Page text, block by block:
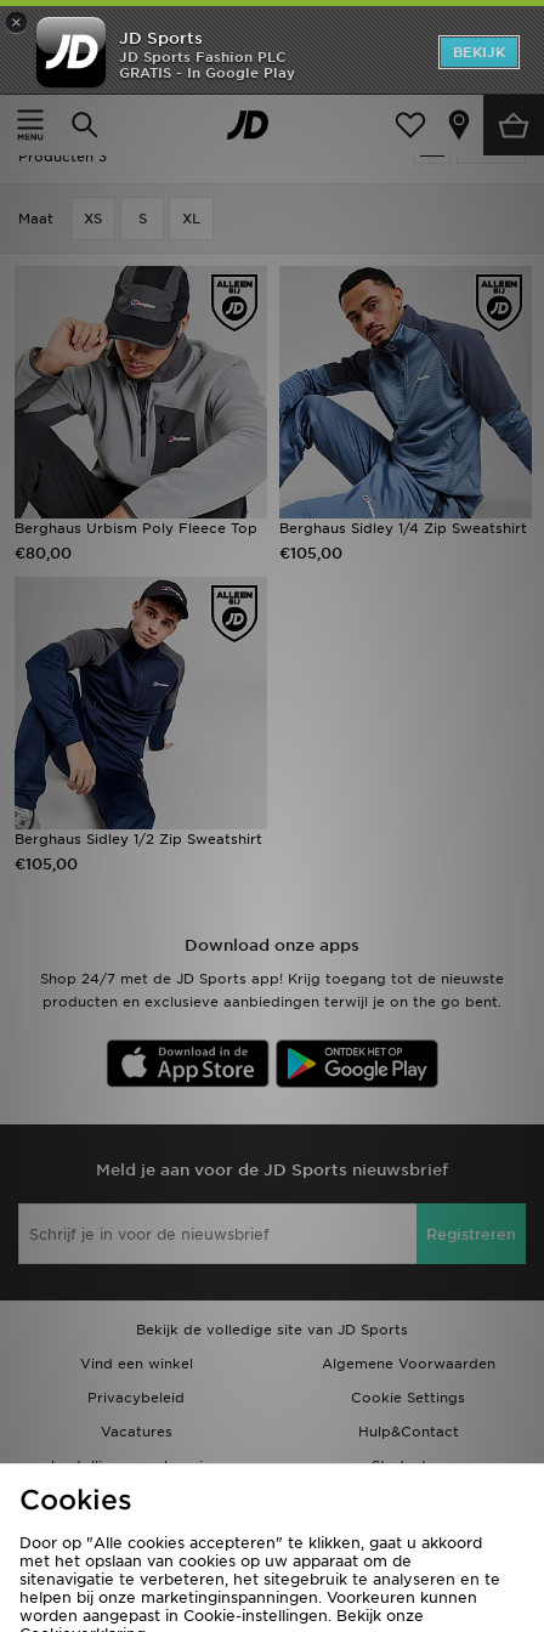
×
JD Sports
JD Sports Fashion PLC
GRATIS - In Google Play
BEKIJK
Thuis
Mannen Herenkleding Sweaters
Mannen - Berghaus Sweaters
Producten 3
Maat XS S XL
Berghaus Urbism Poly Fleece Top
€80,00
Berghaus Sidley 1/4 Zip Sweatshirt
€105,00
Berghaus Sidley 1/2 Zip Sweatshirt
€105,00
Download onze apps
Shop 24/7 met de JD Sports app! Krijg toegang tot de nieuwste
producten en exclusieve aanbiedingen terwijl je on the go bent.
Meld je aan voor de JD Sports nieuwsbrief
Registreren
Bekijk de volledige site van JD Sports
Vind een winkel
Algemene Voorwaarden
Privacybeleid
Cookie Settings
Vacatures
Hulp&Contact
bestellingen en levering
Studenten
Partnerprogramma
New In
Heren
Dames
Merken
Voetbal
Sport
OFFERS
Winkel Zoeken
Bestelling Traceren
Mijn JD
Klantenservice
Vacatures
Cookies
Door op "Alle cookies accepteren" te klikken, gaat u akkoord
met het opslaan van cookies op uw apparaat om de
sitenavigatie te verbeteren, het sitegebruik te analyseren en te
helpen bij onze marketinginspanningen. Voorkeuren kunnen
worden aangepast in Cookie-instellingen. Bekijk onze